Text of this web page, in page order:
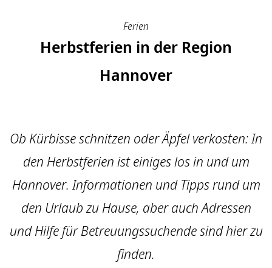
Ferien
Herbstferien in der Region
Hannover
Ob Kürbisse schnitzen oder Äpfel verkosten: In
den Herbstferien ist einiges los in und um
Hannover. Informationen und Tipps rund um
den Urlaub zu Hause, aber auch Adressen
und Hilfe für Betreuungssuchende sind hier zu
finden.